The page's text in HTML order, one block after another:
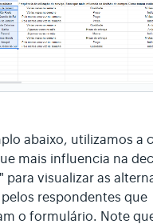
abaixo, utilizamos a
mais influencia na
para visualizar as
respondentes que
o formulário. Note